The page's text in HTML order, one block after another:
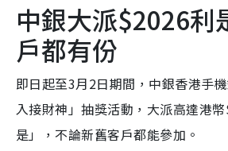
中銀大派$2026利
戶都有份
即日起至3月2日期間，中銀香港手
入接財神」抽獎活動，大派高達港
是」，不論新舊客戶都能參加。